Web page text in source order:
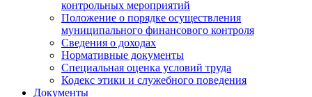
контрольных мероприятий
Положение о порядке осуществления
муниципального финансового контроля
Сведения о доходах
Нормативные документы
Специальная оценка условий труда
Кодекс этики и служебного поведения
Документы